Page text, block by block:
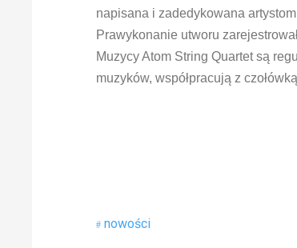
napisana i zadedykowana
Prawykonanie utworu
Muzycy Atom String Quartet są
muzyków, współpracują z
nowości